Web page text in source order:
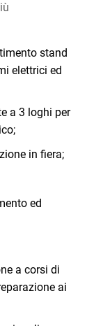
stand
elettrici ed
a 3 loghi per
in fiera;
ed
a corsi di
ai